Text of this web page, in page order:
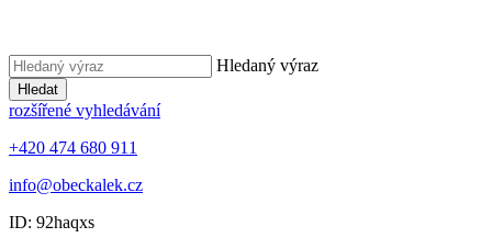
Hledaný výraz
Hledat
rozšířené vyhledávání
+420 474 680 911
info@obeckalek.cz
ID: 92haqxs